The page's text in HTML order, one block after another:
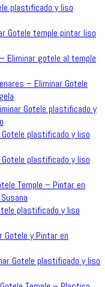
plastificado y liso
Gotele temple pintar liso
Eliminar gotele al temple
– Eliminar Gotele
Gotele plastificado y
plastificado y liso
plastificado y liso
Temple – Pintar en
plastificado y liso
y Pintar en
Gotele plastificado y liso